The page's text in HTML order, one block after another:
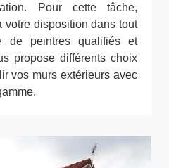
Pour cette tâche,
votre disposition dans tout
de peintres qualifiés et
propose différents choix
vos murs extérieurs avec